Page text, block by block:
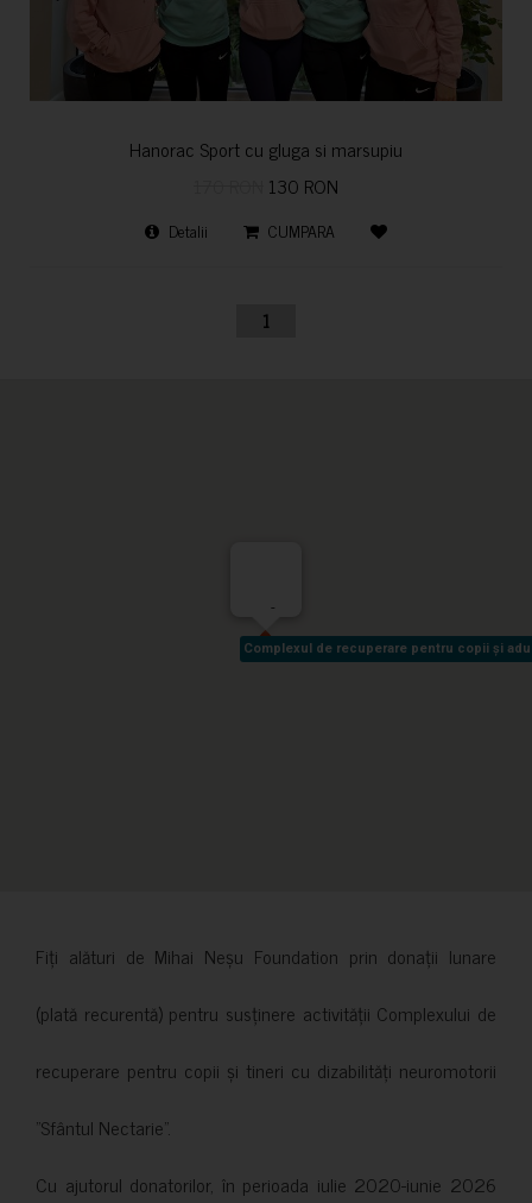
Hanorac Sport cu gluga si marsupiu
130 RON
Detalii CUMPARA
1
Complexul de recuperare pentru copii și
Complexul de recuperare pentru copii și
-
Fiți alături de Mihai Neșu Foundation prin donații lunare
(plată recurentă) pentru susținere activității Complexului de
recuperare pentru copii și tineri cu dizabilități neuromotorii
”Sfântul Nectarie”.
Cu ajutorul donatorilor, în perioada iulie 2020-iunie 2026